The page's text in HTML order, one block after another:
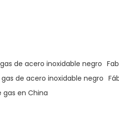
de acero inoxidable negro
de acero inoxidable negro
en China